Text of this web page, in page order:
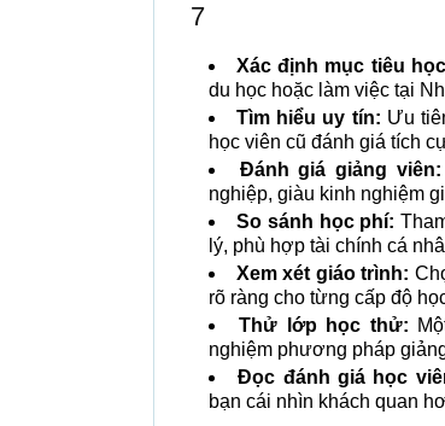
7
Xác định mục tiêu
du học hoặc làm việc tại
Tìm hiểu uy tín: Ưu
học viên cũ đánh giá tích
Đánh giá giảng viên:
nghiệp, giàu kinh nghiệm
So sánh học phí:
lý, phù hợp tài chính cá
Xem xét giáo trình:
rõ ràng cho từng cấp độ
Thử lớp học thử:
nghiệm phương pháp
Đọc đánh giá học
bạn cái nhìn khách quan